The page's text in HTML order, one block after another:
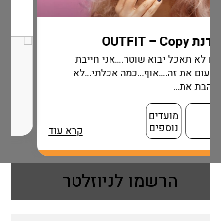
שוטר….אני חייבת
אכלתי…לא
קרא עוד
הרשמו לניוזלטר